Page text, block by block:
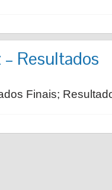
Resultados
Finais;